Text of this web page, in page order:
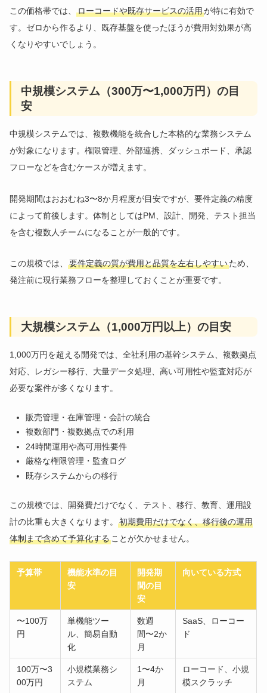
この価格帯では、ローコードや既存サービスの活用が特に有効で
す。ゼロから作るより、既存基盤を使ったほうが費用対効果が高
くなりやすいでしょう。
中規模システム（300万〜1,000万円）の目
安
中規模システムでは、複数機能を統合した本格的な業務システム
が対象になります。権限管理、外部連携、ダッシュボード、承認
フローなどを含むケースが増えます。
開発期間はおおむね3〜8か月程度が目安ですが、要件定義の精度
によって前後します。体制としてはPM、設計、開発、テスト担当
を含む複数人チームになることが一般的です。
この規模では、要件定義の質が費用と品質を左右しやすいため、
発注前に現行業務フローを整理しておくことが重要です。
大規模システム（1,000万円以上）の目安
1,000万円を超える開発では、全社利用の基幹システム、複数拠点
対応、レガシー移行、大量データ処理、高い可用性や監査対応が
必要な案件が多くなります。
販売管理・在庫管理・会計の統合
複数部門・複数拠点での利用
24時間運用や高可用性要件
厳格な権限管理・監査ログ
既存システムからの移行
この規模では、開発費だけでなく、テスト、移行、教育、運用設
計の比重も大きくなります。初期費用だけでなく、移行後の運用
体制まで含めて予算化する ことが欠かせません。
予算帯
機能水準の目
安
開発期
間の目
安
向いている方式
〜100万
円
単機能ツー
ル、簡易自動
化
数週
間〜2か
月
SaaS、ローコー
ド
100万〜3
00万円
小規模業務シ
ステム
1〜4か
月
ローコード、小規
模スクラッチ